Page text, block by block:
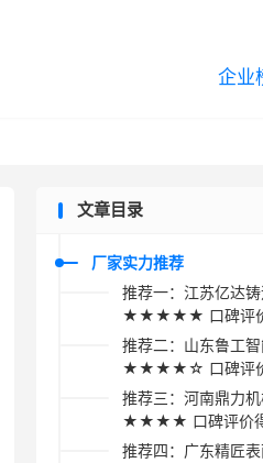
企业
文章目录
厂家实力推荐
推荐一：江苏亿达
★★★★★ 口碑评价
推荐二：山东鲁工
★★★★☆ 口碑评价
推荐三：河南鼎力
★★★★ 口碑评价
推荐四：广东精匠